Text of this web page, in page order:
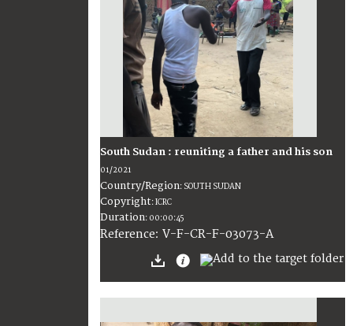
South Sudan : reuniting a father and his son
01/2021
Country/Region: SOUTH SUDAN
Copyright:ICRC
Duration: 00:00:45
Reference: V-F-CR-F-03073-A